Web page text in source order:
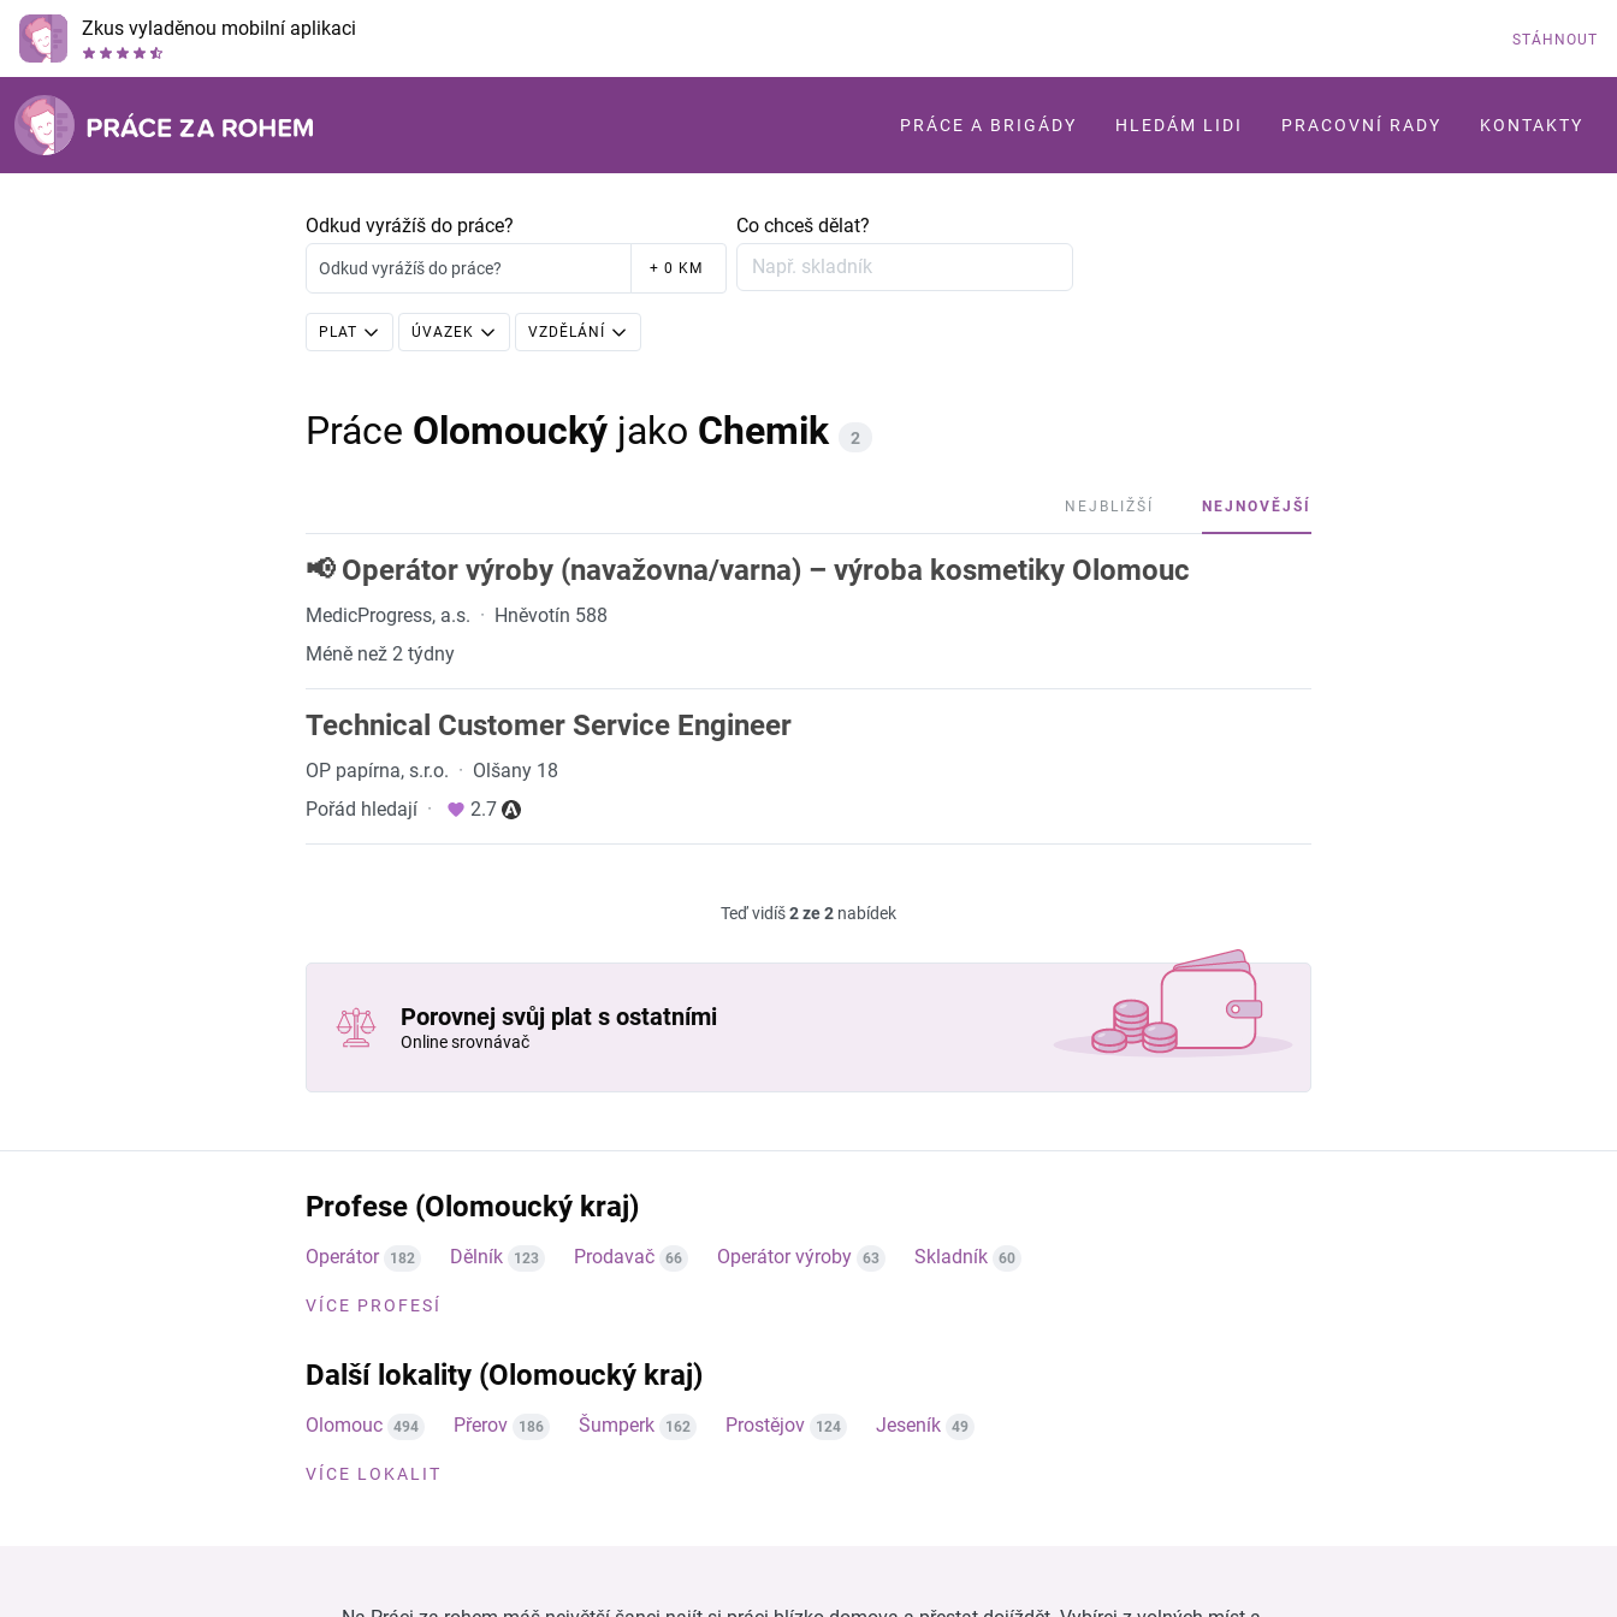
Zkus vyladěnou mobilní aplikaci STÁHNOUT
PRÁCE A BRIGÁDY HLEDÁM LIDI PRACOVNÍ RADY KONTAKTY
Odkud vyrážíš do práce?
Odkud vyrážíš do práce? + 0 KM
Co chceš dělat?
PLAT ÚVAZEK VZDĚLÁNÍ
Práce Olomoucký jako Chemik 2
NEJBLIŽŠÍ NEJNOVĚJŠÍ
📢 Operátor výroby (navažovna/varna) – výroba kosmetiky Olomouc
MedicProgress, a.s. · Hněvotín 588
Méně než 2 týdny
Technical Customer Service Engineer
OP papírna, s.r.o. · Olšany 18
Pořád hledají · 2.7
Teď vidíš2 ze 2 nabídek
Porovnej svůj plat s ostatními
Online srovnávač
Profese (Olomoucký kraj)
Operátor 182 Dělník 123 Prodavač 66 Operátor výroby 63 Skladník 60
VÍCE PROFESÍ
Další lokality (Olomoucký kraj)
Olomouc 494 Přerov 186 Šumperk 162 Prostějov 124 Jeseník 49
VÍCE LOKALIT